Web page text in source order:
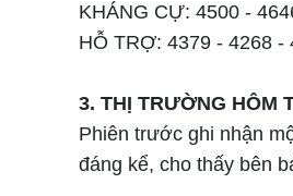
KHÁNG CỰ: 4500 -
HỖ TRỢ: 4379 - 4268 -
3. THỊ TRƯỜNG HÔM
Phiên trước ghi nhận
đáng kể, cho thấy bên